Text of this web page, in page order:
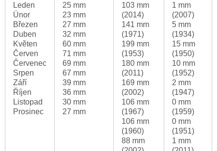
Leden
Únor
Březen
Duben
Květen
Červen
Červenec
Srpen
Září
Říjen
Listopad
Prosinec
25 mm
23 mm
27 mm
32 mm
60 mm
71 mm
69 mm
67 mm
39 mm
36 mm
30 mm
27 mm
103 mm
(2014)
141 mm
(1971)
199 mm
(1953)
180 mm
(2011)
169 mm
(2002)
106 mm
(1967)
106 mm
(1960)
88 mm
1 mm
(2007)
5 mm
(1934)
15 mm
(1950)
10 mm
(1952)
2 mm
(1947)
0 mm
(1959)
0 mm
(1951)
1 mm